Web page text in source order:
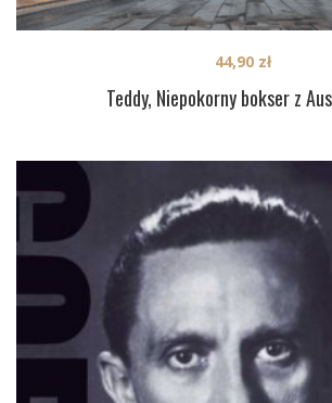
Teddy, Niepokorny bokser z
44,90 zł